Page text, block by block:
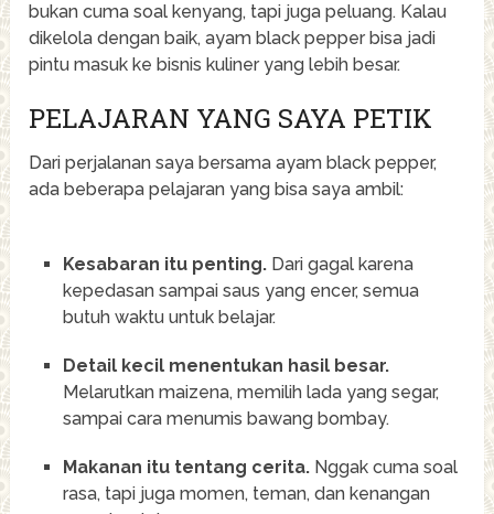
bukan cuma soal kenyang, tapi juga peluang. Kalau
dikelola dengan baik, ayam black pepper bisa jadi
pintu masuk ke bisnis kuliner yang lebih besar.
PELAJARAN YANG SAYA PETIK
Dari perjalanan saya bersama ayam black pepper,
ada beberapa pelajaran yang bisa saya ambil:
Kesabaran itu penting.Dari gagal karena
kepedasan sampai saus yang encer, semua
butuh waktu untuk belajar.
Detail kecil menentukan hasil besar.
Melarutkan maizena, memilih lada yang segar,
sampai cara menumis bawang bombay.
Makanan itu tentang cerita.Nggak cuma soal
rasa, tapi juga momen, teman, dan kenangan